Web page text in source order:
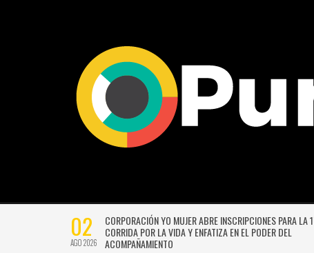
DE GUSTAVO
27
JUL 2026
UNIVERSIDAD DE CHILE VENCE CON
ITALIANO Y SE INSTALA EN LA PELEA POR EL